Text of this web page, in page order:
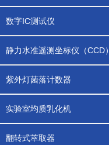
数字IC测试仪
静力水准遥测坐标仪（CCD）
紫外灯菌落计数器
实验室均质乳化机
翻转式萃取器